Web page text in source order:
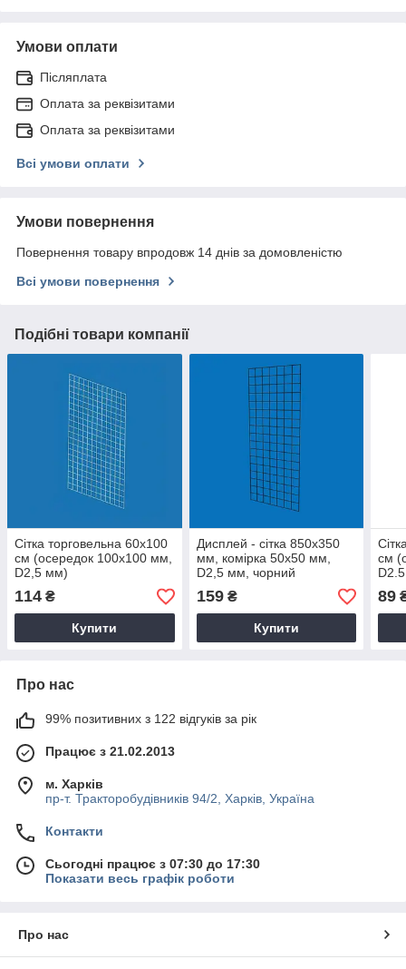
Умови оплати
Післяплата
Оплата за реквізитами
Оплата за реквізитами
Всі умови оплати
Умови повернення
Повернення товару впродовж 14 днів за домовленістю
Всі умови повернення
Подібні товари компанії
Сітка торговельна 60х100
см (осередок 100х100 мм,
D2,5 мм)
114 ₴
Купити
Дисплей - сітка 850х350
мм, комірка 50х50 мм,
D2,5 мм, чорний
159₴
Купити
см
89
Про нас
99% позитивних з 122 відгуків за рік
Працює з 21.02.2013
м. Харків
пр-т. Тракторобудівників 94/2, Харків, Україна
Контакти
Сьогодні працює з 07:30 до 17:30
Показати весь графік роботи
Про нас